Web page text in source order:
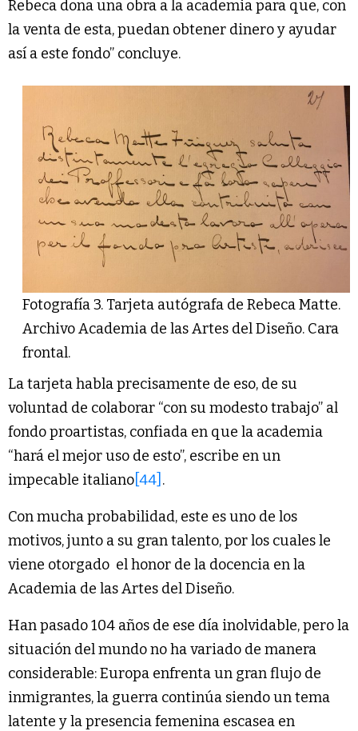
Rebeca dona una obra a la academia para que, con
la venta de esta, puedan obtener dinero y ayudar
así a este fondo” concluye.
Fotografía 3. Tarjeta autógrafa de Rebeca Matte.
Archivo Academia de las Artes del Diseño. Cara
frontal.
La tarjeta habla precisamente de eso, de su
voluntad de colaborar “con su modesto trabajo” al
fondo proartistas, confiada en que la academia
“hará el mejor uso de esto”, escribe en un
impecable italiano [44] .
Con mucha probabilidad, este es uno de los
motivos, junto a su gran talento, por los cuales le
viene otorgado el honor de la docencia en la
Academia de las Artes del Diseño.
Han pasado 104 años de ese día inolvidable, pero la
situación del mundo no ha variado de manera
considerable: Europa enfrenta un gran flujo de
inmigrantes, la guerra continúa siendo un tema
latente y la presencia femenina escasea en